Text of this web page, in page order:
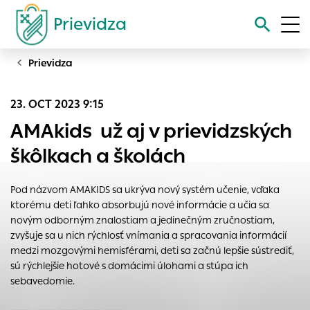
Prievidza
Vyhľadávanie
Prievidza
23. OCT 2023 9:15
AMAkids už aj v prievidzských
škôlkach a školách
Pod názvom AMAKIDS sa ukrýva nový systém učenie, vďaka
ktorému deti ľahko absorbujú nové informácie a učia sa
novým odborným znalostiam a jedinečným zručnostiam,
zvyšuje sa u nich rýchlosť vnímania a spracovania informácií
medzi mozgovými hemisférami, deti sa začnú lepšie sústrediť,
sú rýchlejšie hotové s domácimi úlohami a stúpa ich
sebavedomie.
Nastavenie cookies
Cookies sú malé súbory, do ktorých webové stránky môžu
ukladať informácie o vašej aktivite a preferenciách.
zapamätoval Vaše prihlásenie alebo aby sa uložila Vaša
voľba v tomto okne.
Vyberte úroveň cookies, ktorú chcete povoliť
Technické cookies
Technické súbory cookie sú pre prevádzku nevyhnutné a